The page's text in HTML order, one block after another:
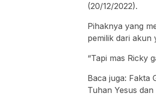
(20/12/2022).
Pihaknya yang
pemilik dari akun
“Tapi mas Ricky
Baca juga: Fakta
Tuhan Yesus